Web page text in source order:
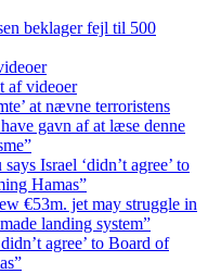
beklager fejl til 500
af videoer
at nævne terroristens
gavn af at læse denne
Israel ‘didn’t agree’ to
Hamas”
€53m. jet may struggle in
landing system”
agree’ to Board of